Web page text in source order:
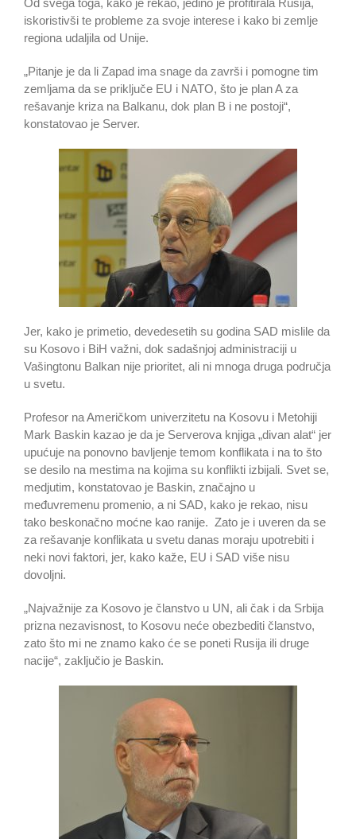
Od svega toga, kako je rekao, jedino je profitirala Rusija,
iskoristivši te probleme za svoje interese i kako bi zemlje
regiona udaljila od Unije.
„Pitanje je da li Zapad ima snage da završi i pomogne tim
zemljama da se priključe EU i NATO, što je plan A za
rešavanje kriza na Balkanu, dok plan B i ne postoji“,
konstatovao je Server.
Jer, kako je primetio, devedesetih su godina SAD mislile da
su Kosovo i BiH važni, dok sadašnjoj administraciji u
Vašingtonu Balkan nije prioritet, ali ni mnoga druga područja
u svetu.
Profesor na Američkom univerzitetu na Kosovu i Metohiji
Mark Baskin kazao je da je Serverova knjiga „divan alat“ jer
upućuje na ponovno bavljenje temom konflikata i na to što
se desilo na mestima na kojima su konflikti izbijali. Svet se,
medjutim, konstatovao je Baskin, značajno u
međuvremenu promenio, a ni SAD, kako je rekao, nisu
tako beskonačno moćne kao ranije. Zato je i uveren da se
za rešavanje konflikata u svetu danas moraju upotrebiti i
neki novi faktori, jer, kako kaže, EU i SAD više nisu
dovoljni.
„Najvažnije za Kosovo je članstvo u UN, ali čak i da Srbija
prizna nezavisnost, to Kosovu neće obezbediti članstvo,
zato što mi ne znamo kako će se poneti Rusija ili druge
nacije“, zaključio je Baskin.